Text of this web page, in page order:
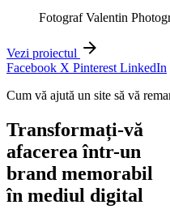
Fotograf Valentin
Vezi proiectul
Facebook X Pinterest LinkedIn
Cum vă ajută un site să vă
Transformați-vă
afacerea într-un
brand memorabil
în mediul digital